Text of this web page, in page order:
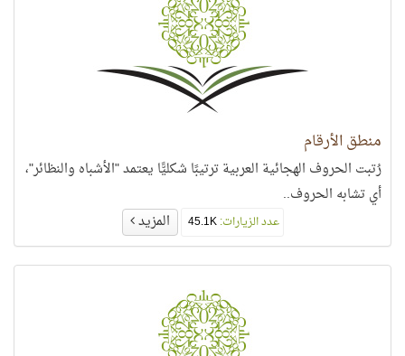
منطق الأرقام
رُتبت الحروف الهجائية العربية ترتيبًا شكليًّا يعتمد "الأشباه والنظائر"،
أي تشابه الحروف..
عدد الزيارات:45.1K المزيد